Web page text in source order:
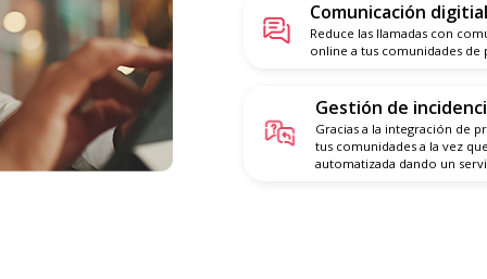
Comunicación digitial
Reduce las llamadas con
online a tus comunidades
Gestión de
Gracias a la integración de
tus comunidades a la vez
automatizada dando un